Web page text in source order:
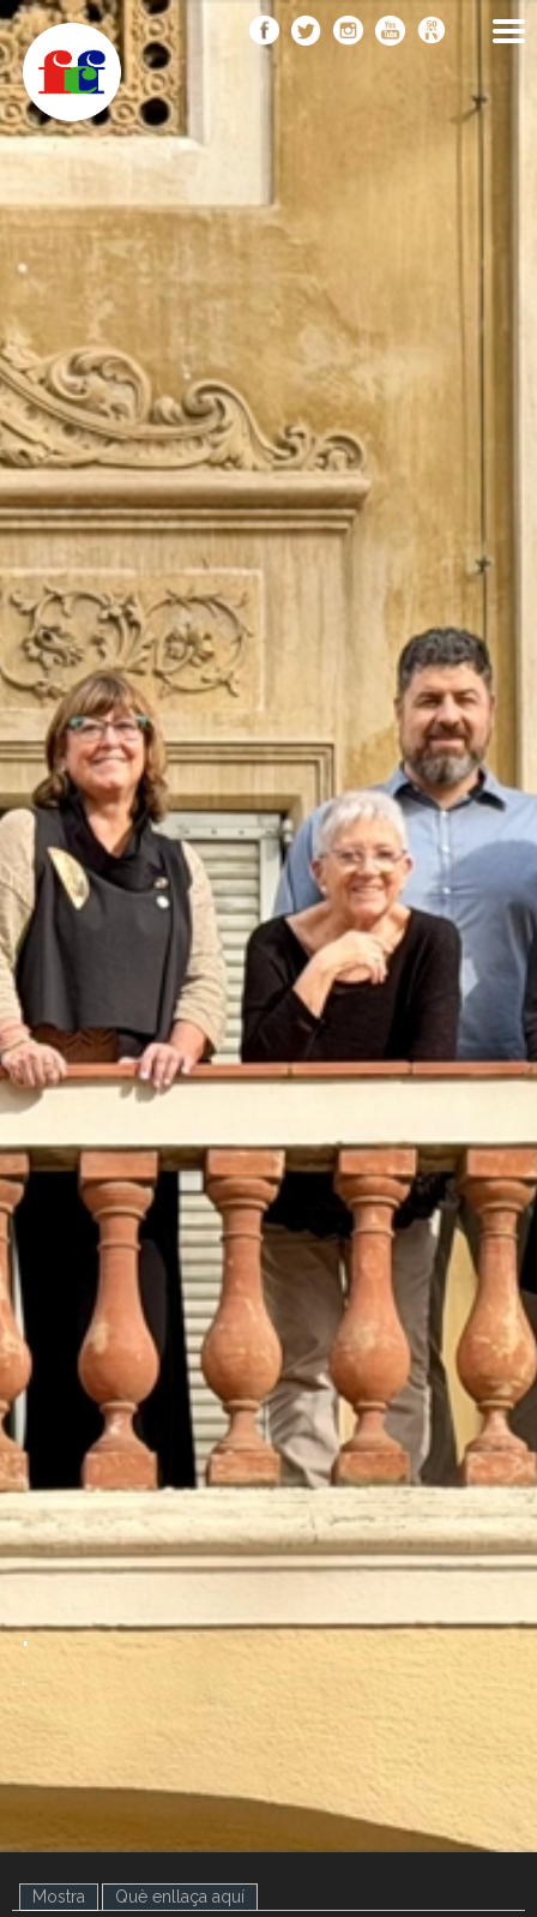
Vés
al
contingut
FEDERACIÓ CATALANA
DE FOTOGRAFIA
F
C
F
.
.
Mostra (pestanya activa)
Què enllaça aquí